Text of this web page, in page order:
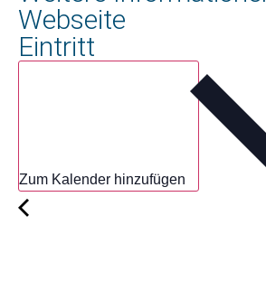
Webseite
Eintritt
Zum Kalender hinzufügen